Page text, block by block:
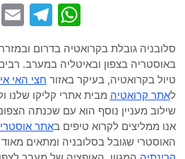
סלובניה גובלת בקרואטיה בדרום
באוסטריה בצפון ובאיטליה במערב.
טיול בקרואטיה, בעיקר באזור חצי האי
לאתר קרואטיה מבית אתרי קליקו שלנו
שילוב מעניין נוסף הוא עם שכנתה
אנו ממליצים לקרוא טיפים באתר
האוסטרי שגובל בסלובניה ומתאים